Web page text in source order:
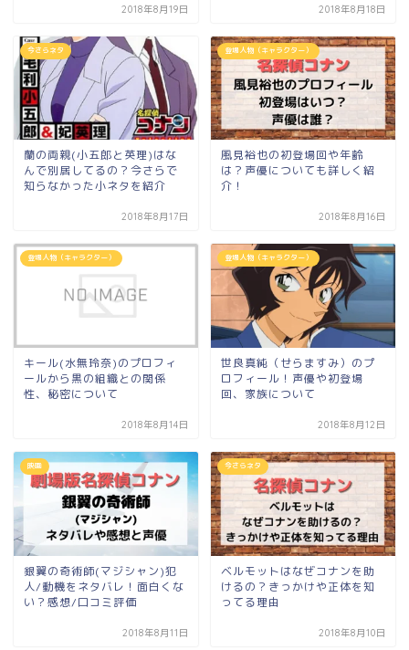
2018年8月19日 2018年8月18日
今さらネタ
蘭の両親(小五郎と英理)はな
んで別居してるの？今さらで
知らなかった小ネタを紹介
2018年8月17日
登場人物（キャラクター）
風見裕也の初登場回や年齢
は？声優についても詳しく紹
介！
2018年8月16日
登場人物（キャラクター）
キール(水無玲奈)のプロフィ
ールから黒の組織との関係
性、秘密について
2018年8月14日
登場人物（キャラクター）
世良真純（せらますみ）のプ
ロフィール！声優や初登場
回、家族について
2018年8月12日
映画
銀翼の奇術師(マジシャン)犯
人/動機をネタバレ！面白くな
い？感想/口コミ評価
2018年8月11日
今さらネタ
ベルモットはなぜコナンを助
けるの？きっかけや正体を知
ってる理由
2018年8月10日